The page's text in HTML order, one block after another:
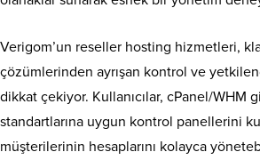
Verigom’un reseller hosting hizmetleri,
çözümlerinden ayrışan kontrol ve
dikkat çekiyor. Kullanıcılar, cPanel/WHM
standartlarına uygun kontrol panellerini
müşterilerinin hesaplarını kolayca